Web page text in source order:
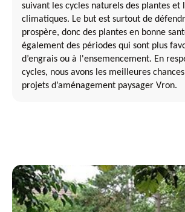
suivant les cycles naturels des plantes et
climatiques. Le but est surtout de
prospère, donc des plantes en bonne
également des périodes qui sont plus
d’engrais ou à l'ensemencement. En
cycles, nous avons les meilleures
projets d’aménagement paysager Vron.